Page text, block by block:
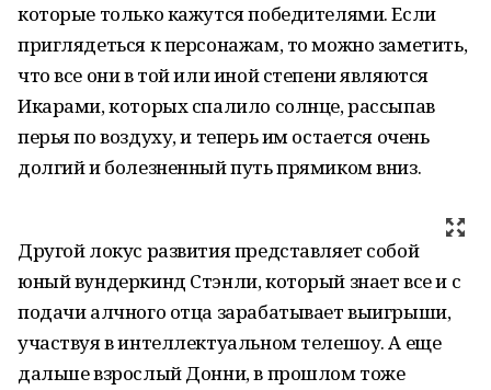
которые только кажутся победителями. Если
приглядеться к персонажам, то можно заметить,
что все они в той или иной степени являются
Икарами, которых спалило солнце, рассыпав
перья по воздуху, и теперь им остается очень
долгий и болезненный путь прямиком вниз.
Другой локус развития представляет собой
юный вундеркинд Стэнли, который знает все и с
подачи алчного отца зарабатывает выигрыши,
участвуя в интеллектуальном телешоу. А еще
дальше взрослый Донни, в прошлом тоже